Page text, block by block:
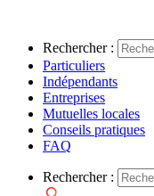
Rechercher :
Particuliers
Indépendants
Entreprises
Mutuelles locales
Conseils pratiques
FAQ
Rechercher :